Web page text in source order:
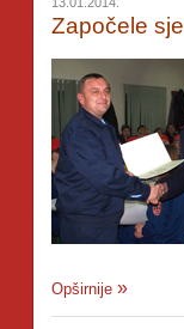
Započele
Opširnije